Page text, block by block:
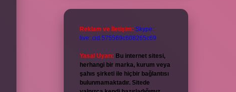
Reklam ve İletişim: Skype:
live:.cid.575569c608265c69
Yasal Uyarı: Bu internet sitesi,
herhangi bir marka, kurum veya
şahıs şirketi ile hiçbir bağlantısı
bulunmamaktadır. Sitede